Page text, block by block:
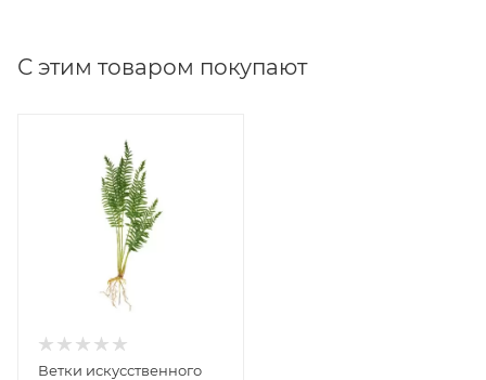
С этим товаром покупают
Ветки искусственного